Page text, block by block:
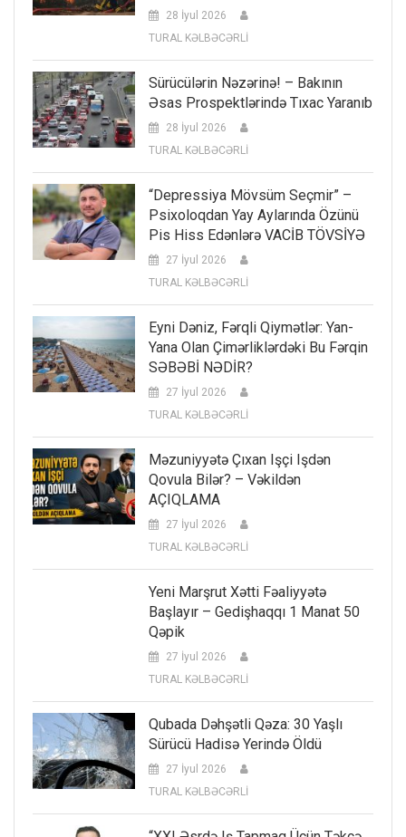
28 İyul 2026
TURAL KƏLBƏCƏRLİ
Sürücülərin Nəzərinə! – Bakının
Əsas Prospektlərində Tıxac Yaranıb
28 İyul 2026
TURAL KƏLBƏCƏRLİ
“Depressiya Mövsüm Seçmir” –
Psixoloqdan Yay Aylarında Özünü
Pis Hiss Edənlərə VACİB TÖVSİYƏ
27 İyul 2026
TURAL KƏLBƏCƏRLİ
Eyni Dəniz, Fərqli Qiymətlər: Yan-
Yana Olan Çimərliklərdəki Bu Fərqin
SƏBƏBİ NƏDİR?
27 İyul 2026
TURAL KƏLBƏCƏRLİ
Məzuniyyətə Çıxan Işçi Işdən
Qovula Bilər? – Vəkildən
AÇIQLAMA
27 İyul 2026
TURAL KƏLBƏCƏRLİ
Yeni Marşrut Xətti Fəaliyyətə
Başlayır – Gedişhaqqı 1 Manat 50
Qəpik
27 İyul 2026
TURAL KƏLBƏCƏRLİ
Qubada Dəhşətli Qəza: 30 Yaşlı
Sürücü Hadisə Yerində Öldü
27 İyul 2026
TURAL KƏLBƏCƏRLİ